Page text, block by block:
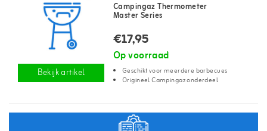
Bekijk artikel
Campingaz Thermometer
Master Series
€17,95
Op voorraad
Geschikt voor meerdere barbecues
Origineel Campingaz onderdeel